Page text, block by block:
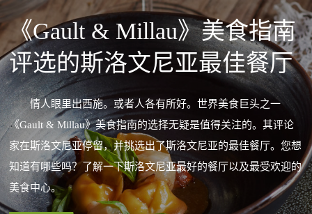
《Gault & Millau》美食指南
评选的斯洛文尼亚最佳餐厅
情人眼里出西施。或者人各有所好。世界美食巨头之一
《Gault & Millau》美食指南的选择无疑是值得关注的。其评论
家在斯洛文尼亚停留，并挑选出了斯洛文尼亚的最佳餐厅。您想
知道有哪些吗？了解一下斯洛文尼亚最好的餐厅以及最受欢迎的
美食中心。